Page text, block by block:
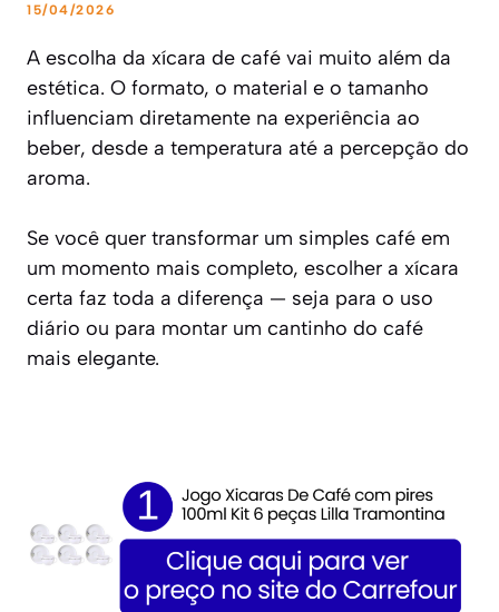
15/04/2026
A escolha da xícara de café vai muito além da
estética. O formato, o material e o tamanho
influenciam diretamente na experiência ao
beber, desde a temperatura até a percepção do
aroma.
Se você quer transformar um simples café em
um momento mais completo, escolher a xícara
certa faz toda a diferença — seja para o uso
diário ou para montar um cantinho do café
mais elegante.